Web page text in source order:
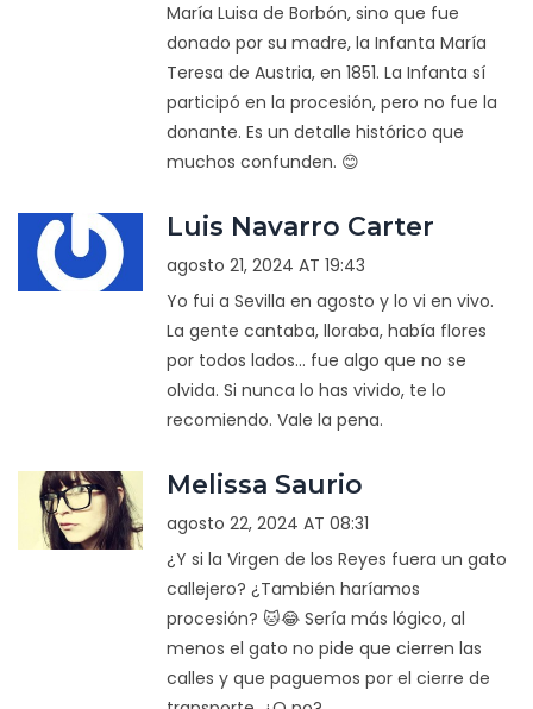
María Luisa de Borbón, sino que fue
donado por su madre, la Infanta María
Teresa de Austria, en 1851. La Infanta sí
participó en la procesión, pero no fue la
donante. Es un detalle histórico que
muchos confunden. 😊
Luis Navarro Carter
agosto 21, 2024 AT 19:43
Yo fui a Sevilla en agosto y lo vi en vivo.
La gente cantaba, lloraba, había flores
por todos lados... fue algo que no se
olvida. Si nunca lo has vivido, te lo
recomiendo. Vale la pena.
Melissa Saurio
agosto 22, 2024 AT 08:31
¿Y si la Virgen de los Reyes fuera un gato
callejero? ¿También haríamos
procesión? 🐱😂 Sería más lógico, al
menos el gato no pide que cierren las
calles y que paguemos por el cierre de